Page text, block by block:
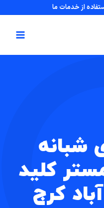
شبانه
کلید
کرج